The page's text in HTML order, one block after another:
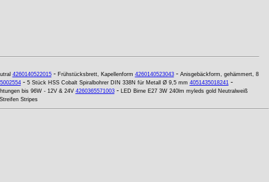
4260140522015- Frühstücksbrett, Kapellenform 4260140523043- Anisgebäckform, gehämmert, 8
- 5 Stück HSS Cobalt Spiralbohrer DIN 338N für Metall Ø 9,5 mm 4051435018241-
bis 96W - 12V & 24V 4260365571003- LED Birne E27 3W 240lm myleds gold Neutralweiß
Stripes